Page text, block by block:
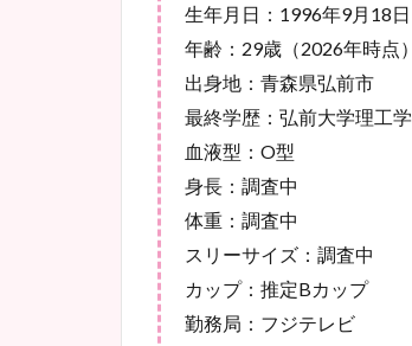
生年月日：1996年9月18日
年齢：29歳（2026年時点）
出身地：青森県弘前市
最終学歴：弘前大学理工
血液型：O型
身長：調査中
体重：調査中
スリーサイズ：調査中
カップ：推定Bカップ
勤務局：フジテレビ